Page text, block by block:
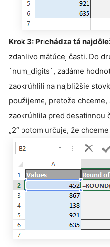
Krok 3: Prichádza tá
zdanlivo mätúcej časti. Do
`num_digits`, zadáme
zaokrúhlili na najbližšie
použijeme, pretože chceme,
zaokrúhlila pred desatinnou
„2“ potom určuje, že